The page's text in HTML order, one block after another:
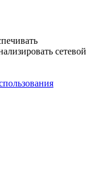
сетевой